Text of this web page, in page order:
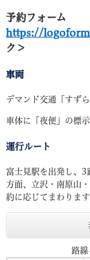
予約フォーム
https://
ク＞
車両
デマンド交通「すず
車体に「夜便」の標
運行ルート
富士見駅を出発し、
方面、立沢・南原山
約に応じてまわります
路